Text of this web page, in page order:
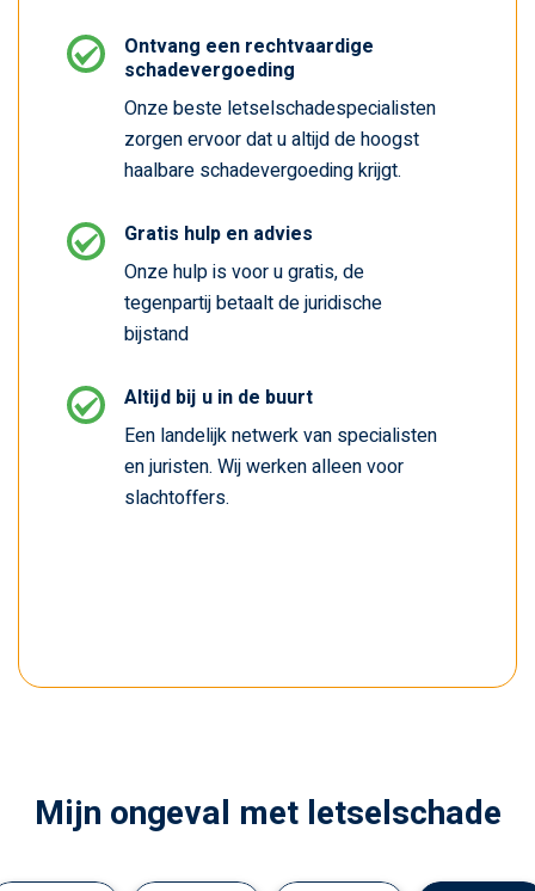
Ontvang een rechtvaardige
schadevergoeding
Onze beste letselschadespecialisten
zorgen ervoor dat u altijd de hoogst
haalbare schadevergoeding krijgt.
Gratis hulp en advies
Onze hulp is voor u gratis, de
tegenpartij betaalt de juridische
bijstand
Altijd bij u in de buurt
Een landelijk netwerk van specialisten
en juristen. Wij werken alleen voor
slachtoffers.
Mijn ongeval met letselschade